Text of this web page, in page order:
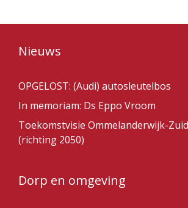
Nieuws
OPGELOST: (Audi) autosleutelbos
In memoriam: Ds Eppo Vroom
Toekomstvisie Ommelanderwijk-
(richting 2050)
Dorp en omgeving